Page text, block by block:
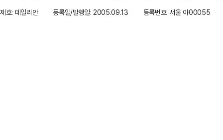
제호: 데일리안
등록일/발행일: 2005.09.13 등록번호: 서울 아00055